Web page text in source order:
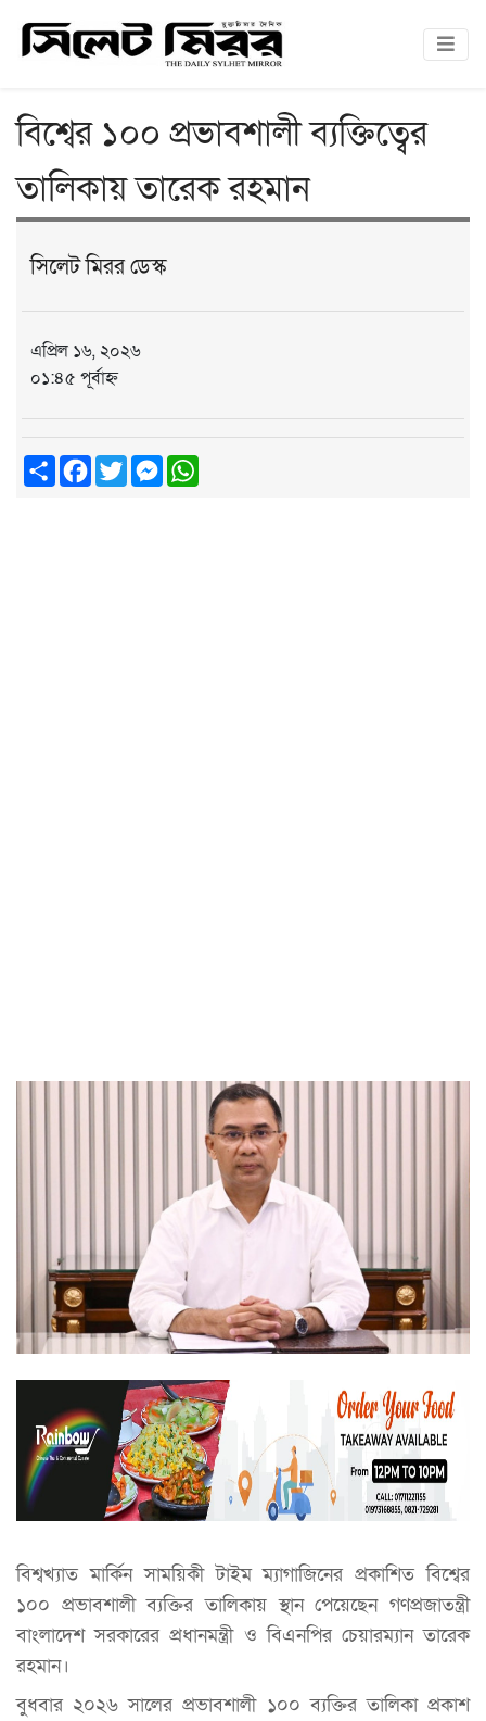
বিশ্বের ১০০ প্রভাবশালী ব্যক্তিত্বের
তালিকায় তারেক রহমান
সিলেট মিরর ডেস্ক
এপ্রিল ১৬, ২০২৬
০১:৪৫ পূর্বাহ্ন
ShareFacebook
TwitterMessenger
বিশ্বখ্যাত মার্কিন সাময়িকী টাইম ম্যাগাজিনের প্রকাশিত বিশ্বের
১০০ প্রভাবশালী ব্যক্তির তালিকায় স্থান পেয়েছেন গণপ্রজাতন্ত্রী
বাংলাদেশ সরকারের প্রধানমন্ত্রী ও বিএনপির চেয়ারম্যান তারেক
রহমান।
বুধবার ২০২৬ সালের প্রভাবশালী ১০০ ব্যক্তির তালিকা প্রকাশ